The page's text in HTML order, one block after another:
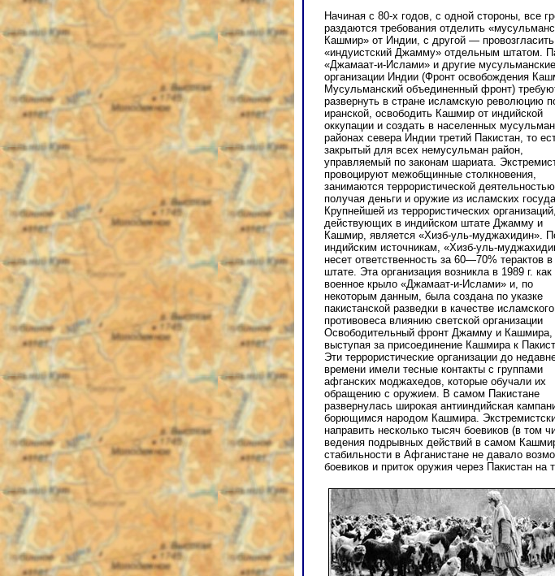
Начиная с 80-х годов, с одной стороны, все
раздаются требования отделить
Кашмир» от Индии, с другой — провозгласить
«индуистский Джамму» отдельным штатом.
«Джамаат-и-Ислами» и другие мусульманские
организации Индии (Фронт освобождения
Мусульманский объединенный фронт)
развернуть в стране исламскую революцию
иранской, освободить Кашмир от индийской
оккупации и создать в населенных
районах севера Индии третий Пакистан, то
закрытый для всех немусульман район,
управляемый по законам шариата.
провоцируют межобщинные столкновения,
занимаются террористической
получая деньги и оружие из исламских
Крупнейшей из террористических организаций,
действующих в индийском штате Джамму и
Кашмир, является «Хизб-уль-муджахидин».
индийским источникам, «Хизб-уль-
несет ответственность за 60—70% терактов в
штате. Эта организация возникла в 1989 г. как
военное крыло «Джамаат-и-Ислами» и, по
некоторым данным, была создана по указке
пакистанской разведки в качестве исламского
противовеса влиянию светской организации
Освободительный фронт Джамму и Кашмира,
выступая за присоединение Кашмира к
Эти террористические организации до
времени имели тесные контакты с группами
афганских моджахедов, которые обучали их
обращению с оружием. В самом Пакистане
развернулась широкая антииндийская
борющимся народом Кашмира.
направить несколько тысяч боевиков (в том
ведения подрывных действий в самом
стабильности в Афганистане не давало
боевиков и приток оружия через Пакистан